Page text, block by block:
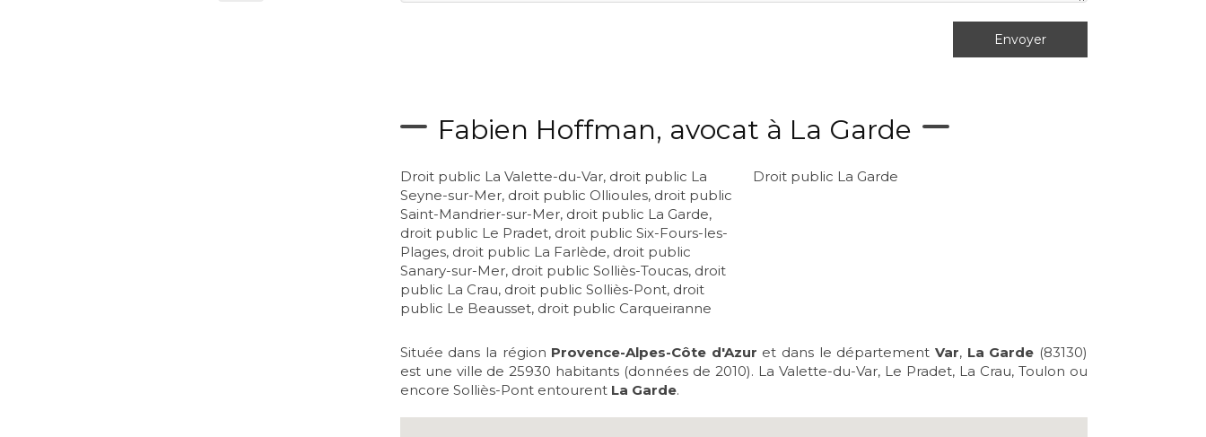
Envoyer
Fabien Hoffman, avocat à La Garde
Droit public La Valette-du-Var, droit public La
Seyne-sur-Mer, droit public Ollioules, droit public
Saint-Mandrier-sur-Mer, droit public La Garde,
droit public Le Pradet, droit public Six-Fours-les-
Plages, droit public La Farlède, droit public
Sanary-sur-Mer, droit public Solliès-Toucas, droit
public La Crau, droit public Solliès-Pont, droit
public Le Beausset, droit public Carqueiranne
Droit public La Garde
Située dans la région Provence-Alpes-Côte d'Azur et dans le départementVar, La Garde (83130)
est une ville de 25930 habitants (données de 2010). La Valette-du-Var, Le Pradet, La Crau, Toulon ou
encore Solliès-Pont entourent La Garde.